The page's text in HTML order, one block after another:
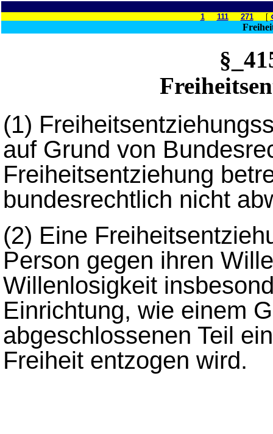
1 111 271[
(1)
auf Grund von
Freiheitsentziehung
bundesrechtlich nicht
(2) Eine
Person gegen ihren
Willenlosigkeit
Einrichtung, wie einem
abgeschlossenen Teil
Freiheit entzogen wird.